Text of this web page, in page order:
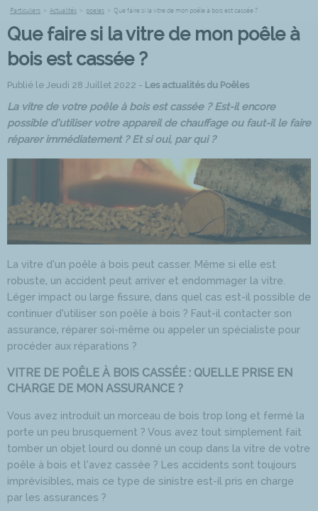
Particuliers > Actualités > poeles > Que faire si la vitre de mon poêle à bois est cassée ?
Que faire si la vitre de mon poêle à
bois est cassée ?
Publié le Jeudi 28 Juillet 2022 - Les actualités du Poêles
La vitre de votre poêle à bois est cassée ? Est-il encore
possible d’utiliser votre appareil de chauffage ou faut-il le faire
réparer immédiatement ? Et si oui, par qui ?
La vitre d’un poêle à bois peut casser. Même si elle est
robuste, un accident peut arriver et endommager la vitre.
Léger impact ou large fissure, dans quel cas est-il possible de
continuer d’utiliser son poêle à bois ? Faut-il contacter son
assurance, réparer soi-même ou appeler un spécialiste pour
procéder aux réparations ?
VITRE DE POÊLE À BOIS CASSÉE : QUELLE PRISE EN
CHARGE DE MON ASSURANCE ?
Vous avez introduit un morceau de bois trop long et fermé la
porte un peu brusquement ? Vous avez tout simplement fait
tomber un objet lourd ou donné un coup dans la vitre de votre
poêle à bois et l’avez cassée ? Les accidents sont toujours
imprévisibles, mais ce type de sinistre est-il pris en charge
par les assurances ?